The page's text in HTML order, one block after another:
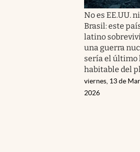
No es EE.UU. ni
Brasil: este
latino
una guerra
sería el último
habitable del
viernes, 13 de
2026